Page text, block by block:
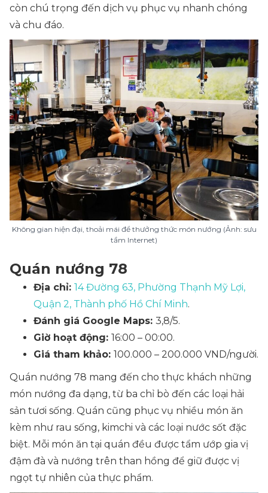
còn chú trọng đến dịch vụ phục vụ nhanh chóng
và chu đáo.
Không gian hiện đại, thoải mái để thưởng thức món nướng (Ảnh: sưu
tầm Internet)
Quán nướng 78
Địa chỉ: 14 Đường 63, Phường Thạnh Mỹ Lợi,
Quận 2, Thành phố Hồ Chí Minh.
Đánh giá Google Maps: 3,8/5.
Giờ hoạt động: 16:00 – 00:00.
Giá tham khảo: 100.000 – 200.000 VND/người.
Quán nướng 78 mang đến cho thực khách những
món nướng đa dạng, từ ba chỉ bò đến các loại hải
sản tươi sống. Quán cũng phục vụ nhiều món ăn
kèm như rau sống, kimchi và các loại nước sốt đặc
biệt. Mỗi món ăn tại quán đều được tẩm ướp gia vị
đậm đà và nướng trên than hồng để giữ được vị
ngọt tự nhiên của thực phẩm.